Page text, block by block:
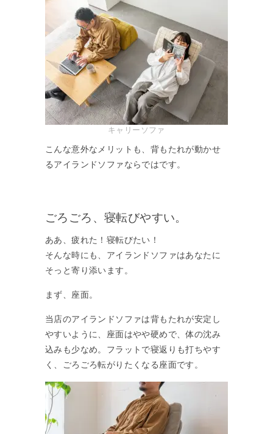
キャリーソファ
こんな意外なメリットも、背もたれが動かせ
るアイランドソファならではです。
ごろごろ、寝転びやすい。
ああ、疲れた！寝転びたい！
そんな時にも、アイランドソファはあなたに
そっと寄り添います。
まず、座面。
当店のアイランドソファは背もたれが安定し
やすいように、座面はやや硬めで、体の沈み
込みも少なめ。フラットで寝返りも打ちやす
く、ごろごろ転がりたくなる座面です。